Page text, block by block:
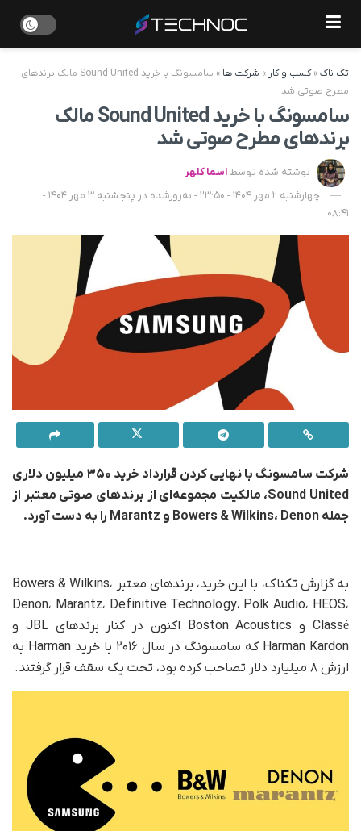
تک ناک»کسب و کار » شرکت ها »
سامسونگ با خرید Sound United مالک برندهای
مطرح صوتی شد
سامسونگ با خرید Sound United مالک
برندهای مطرح صوتی شد
نوشته شده توسط اسما کلهر
چهارشنبه 2 مهر 1404 - 23:50 - به‌روزشده در پنجشنبه 3 مهر 1404 -
08:41
شرکت سامسونگ با نهایی کردن قرارداد خرید ۳۵۰ میلیون دلاری
Sound United، مالکیت مجموعه‌ای از برندهای صوتی معتبر از
جمله
، Denon و را به دست آورد.
به گزارش تکناک، با این خرید، برندهای معتبر Bowers & Wilkins،
Denon، Marantz، Definitive Technology، Polk Audio، HEOS،
Classé و Boston Acoustics اکنون در کنار برندهای JBL و
Harman Kardon که سامسونگ در سال ۲۰۱۶ با خرید Harman به
ارزش ۸ میلیارد دلار تصاحب کرده بود، تحت یک سقف قرار گرفتند.